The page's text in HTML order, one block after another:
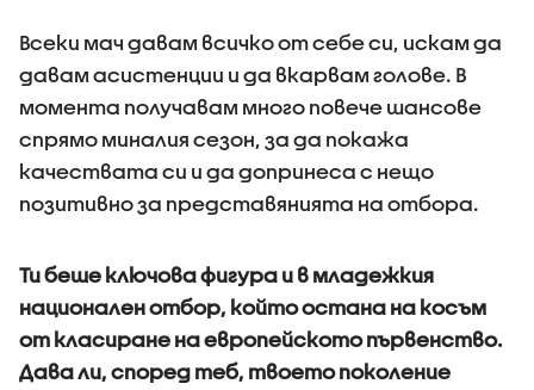
Всеки мач давам всичко от себе си, искам да
давам асистенции и да вкарвам голове. В
момента получавам много повече шансове
спрямо миналия сезон, за да покажа
качествата си и да допринеса с нещо
позитивно за представянията на отбора.
Ти беше ключова фигура и в младежкия
национален отбор, който остана на косъм
от класиране на европейското първенство.
Дава ли, според теб, твоето поколение